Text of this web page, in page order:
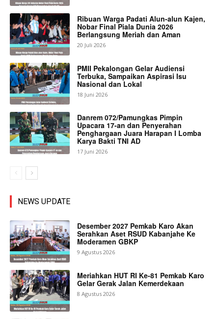
Ribuan Warga Padati Alun-alun Kajen,
Nobar Final Piala Dunia 2026
Berlangsung Meriah dan Aman
20 Juli 2026
PMII Pekalongan Gelar Audiensi
Terbuka, Sampaikan Aspirasi Isu
Nasional dan Lokal
18 Juni 2026
Danrem 072/Pamungkas Pimpin
Upacara 17-an dan Penyerahan
Penghargaan Juara Harapan I Lomba
Karya Bakti TNI AD
17 Juni 2026
NEWS UPDATE
Desember 2027 Pemkab Karo Akan
Serahkan Aset RSUD Kabanjahe Ke
Moderamen GBKP
9 Agustus 2026
Meriahkan HUT RI Ke-81 Pemkab Karo
Gelar Gerak Jalan Kemerdekaan
8 Agustus 2026